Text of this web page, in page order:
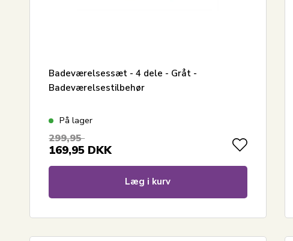
Badeværelsessæt - 4 dele - Gråt -
Badeværelsestilbehør
På lager
299,95
169,95 DKK
Læg i kurv